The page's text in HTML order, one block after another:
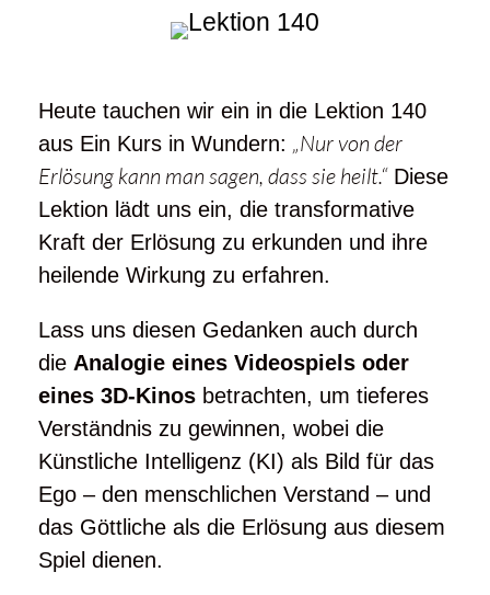
Heute tauchen wir ein in die Lektion 140
aus Ein Kurs in Wundern: „Nur von der
Erlösung kann man sagen, dass sie heilt.“Diese
Lektion lädt uns ein, die transformative
Kraft der Erlösung zu erkunden und ihre
heilende Wirkung zu erfahren.
Lass uns diesen Gedanken auch durch
die Analogie eines Videospiels oder
eines 3D-Kinosbetrachten, um tieferes
Verständnis zu gewinnen, wobei die
Künstliche Intelligenz (KI) als Bild für das
Ego – den menschlichen Verstand – und
das Göttliche als die Erlösung aus diesem
Spiel dienen.